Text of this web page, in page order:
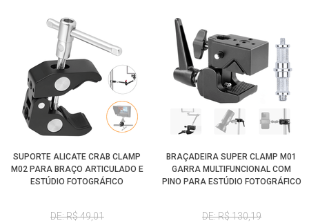
SUPORTE ALICATE CRAB CLAMP
M02 PARA BRAÇO ARTICULADO E
ESTÚDIO FOTOGRÁFICO
DE: R$ 49,01
BRAÇADEIRA SUPER CLAMP M01
GARRA MULTIFUNCIONAL COM
PINO PARA ESTÚDIO FOTOGRÁFICO
DE: R$ 130,19